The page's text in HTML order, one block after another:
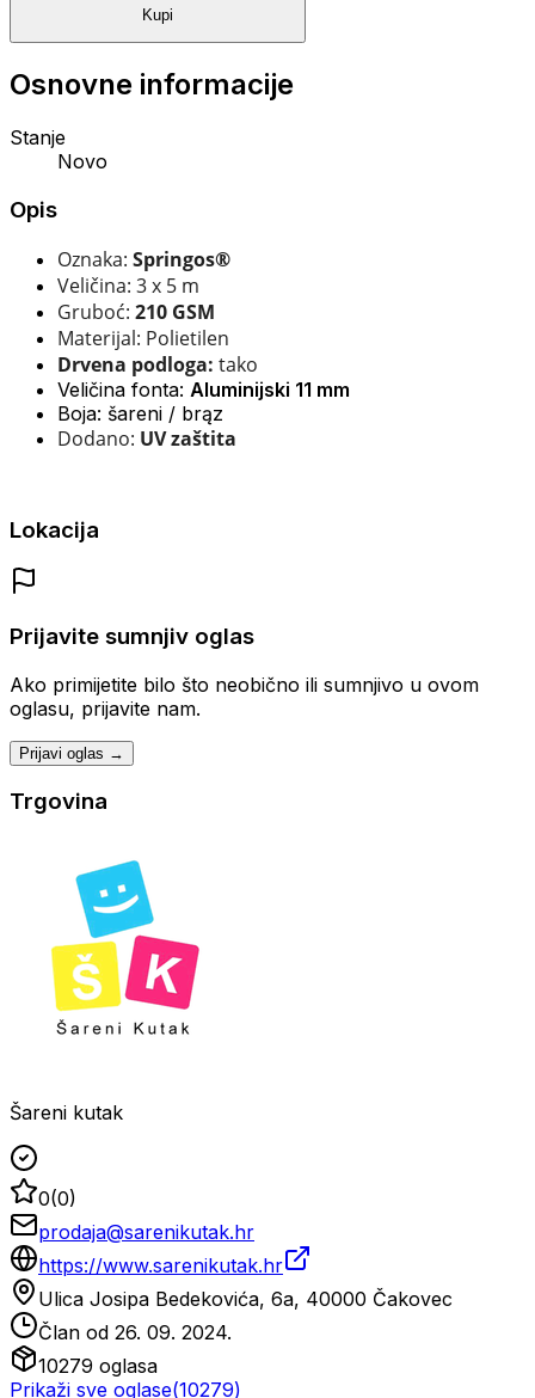
Kupi
Osnovne informacije
Stanje
Novo
Opis
Oznaka: Springos®
Veličina: 3 x 5 m
Gruboć: 210 GSM
Materijal: Polietilen
Drvena podloga: tako
Veličina fonta: Aluminijski 11 mm
Boja: šareni / brąz
Dodano: UV zaštita
Lokacija
Prijavite sumnjiv oglas
Ako primijetite bilo što neobično ili sumnjivo u ovom
oglasu, prijavite nam.
Prijavi oglas →
Trgovina
Šareni kutak
0(0)
prodaja@sarenikutak.hr
https://www.sarenikutak.hr
Ulica Josipa Bedekovića, 6a, 40000 Čakovec
Član od 26. 09. 2024.
10279 oglasa
Prikaži sve oglase(10279)